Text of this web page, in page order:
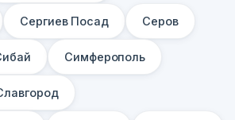
Сергиев Посад Серов
Симферополь